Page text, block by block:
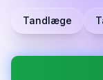
Tandlæge